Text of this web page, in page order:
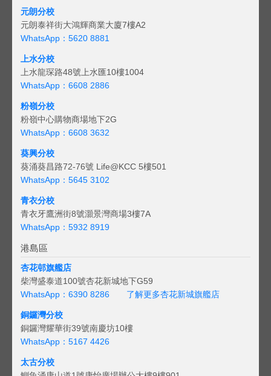
元朗分校
元朗泰祥街大鴻輝商業大廈7樓A2
WhatsApp：5620 8881
上水分校
上水龍琛路48號上水匯10樓1004
WhatsApp：6608 2886
粉嶺分校
粉嶺中心購物商場地下2G
WhatsApp：6608 3632
葵興分校
葵涌葵昌路72-76號 Life@KCC 5樓501
WhatsApp：5645 3102
青衣分校
青衣牙鷹洲街8號灝景灣商場3樓7A
WhatsApp：5932 8919
港島區
杏花邨旗艦店
柴灣盛泰道100號杏花新城地下G59
WhatsApp：6390 8286
了解更多杏花新城旗艦店
銅鑼灣分校
銅鑼灣耀華街39號南慶坊10樓
WhatsApp：5167 4426
太古分校